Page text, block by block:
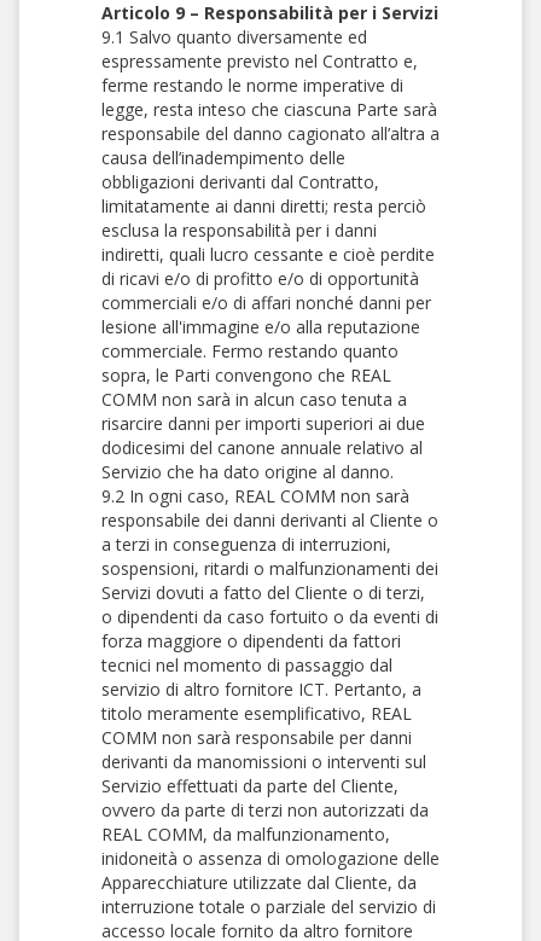
Articolo 9 – Responsabilità per i Servizi
9.1 Salvo quanto diversamente ed
espressamente previsto nel Contratto e,
ferme restando le norme imperative di
legge, resta inteso che ciascuna Parte sarà
responsabile del danno cagionato all’altra a
causa dell’inadempimento delle
obbligazioni derivanti dal Contratto,
limitatamente ai danni diretti; resta perciò
esclusa la responsabilità per i danni
indiretti, quali lucro cessante e cioè perdite
di ricavi e/o di profitto e/o di opportunità
commerciali e/o di affari nonché danni per
lesione all'immagine e/o alla reputazione
commerciale. Fermo restando quanto
sopra, le Parti convengono che REAL
COMM non sarà in alcun caso tenuta a
risarcire danni per importi superiori ai due
dodicesimi del canone annuale relativo al
Servizio che ha dato origine al danno.
9.2 In ogni caso, REAL COMM non sarà
responsabile dei danni derivanti al Cliente o
a terzi in conseguenza di interruzioni,
sospensioni, ritardi o malfunzionamenti dei
Servizi dovuti a fatto del Cliente o di terzi,
o dipendenti da caso fortuito o da eventi di
forza maggiore o dipendenti da fattori
tecnici nel momento di passaggio dal
servizio di altro fornitore ICT. Pertanto, a
titolo meramente esemplificativo, REAL
COMM non sarà responsabile per danni
derivanti da manomissioni o interventi sul
Servizio effettuati da parte del Cliente,
ovvero da parte di terzi non autorizzati da
REAL COMM, da malfunzionamento,
inidoneità o assenza di omologazione delle
Apparecchiature utilizzate dal Cliente, da
interruzione totale o parziale del servizio di
accesso locale fornito da altro fornitore